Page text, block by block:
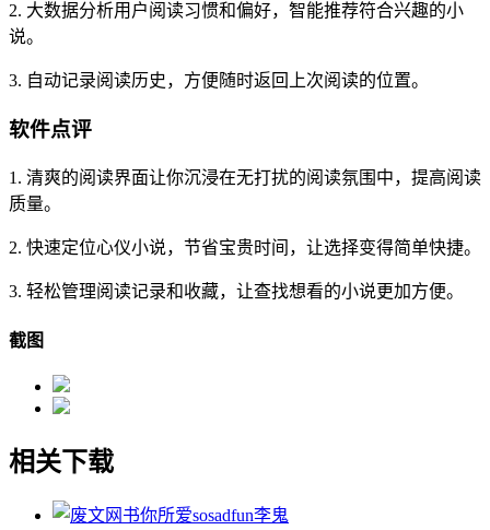
2. 大数据分析用户阅读习惯和偏好，智能推荐符合兴趣的小
说。
3. 自动记录阅读历史，方便随时返回上次阅读的位置。
软件点评
1. 清爽的阅读界面让你沉浸在无打扰的阅读氛围中，提高阅读
质量。
2. 快速定位心仪小说，节省宝贵时间，让选择变得简单快捷。
3. 轻松管理阅读记录和收藏，让查找想看的小说更加方便。
截图
相关下载